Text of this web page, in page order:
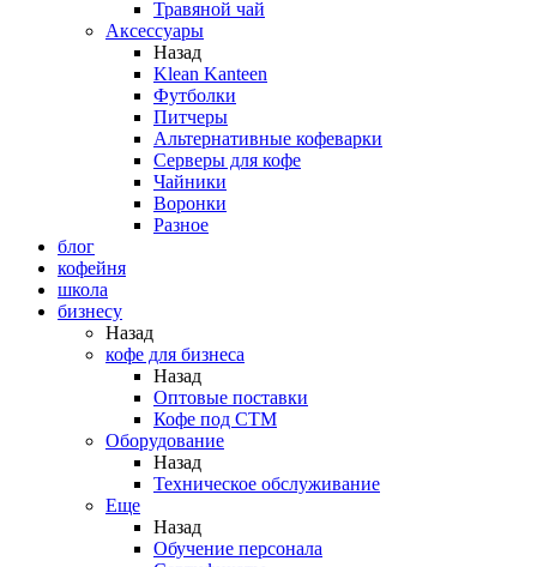
Травяной чай
Аксессуары
Назад
Klean Kanteen
Футболки
Питчеры
Альтернативные кофеварки
Серверы для кофе
Чайники
Воронки
Разное
блог
кофейня
школа
бизнесу
Назад
кофе для бизнеса
Назад
Оптовые поставки
Кофе под СТМ
Оборудование
Назад
Техническое обслуживание
Еще
Назад
Обучение персонала